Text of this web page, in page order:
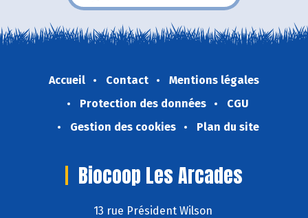
Accueil Contact
Mentions légales
Protection des données
CGU
Gestion des cookies
Plan du site
Biocoop Les Arcades
13 rue Président Wilson